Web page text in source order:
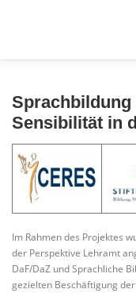
Sensibilität in
Im Rahmen des Projektes
der Perspektive Lehramt
DaF/DaZ und Sprachliche
gezielten Beschäftigung